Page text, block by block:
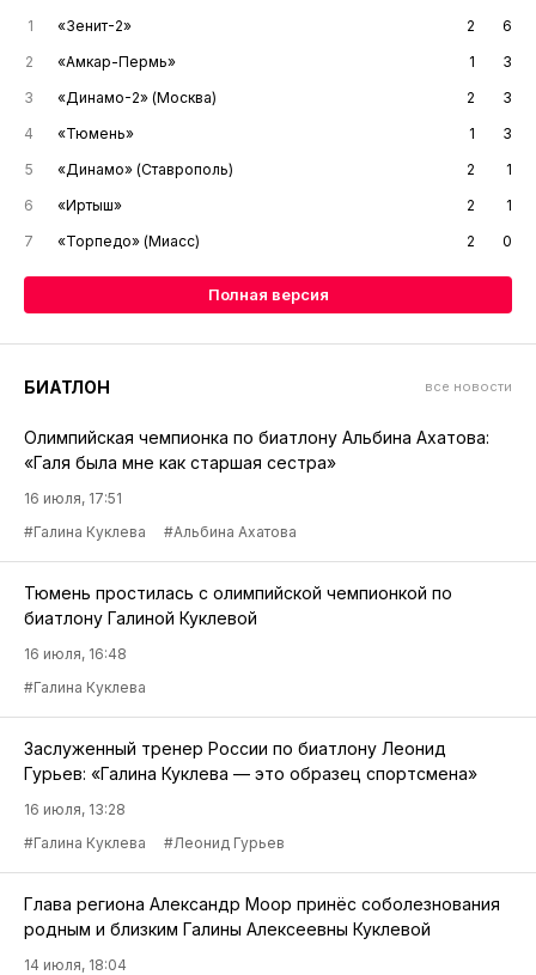
1 «Зенит-2» 2
6
2
«Амкар-Пермь» 1
3
3
«Динамо-2» (Москва) 2
3
4
«Тюмень» 1
3
5
«Динамо» (Ставрополь) 2
1
6
«Иртыш» 2
1
7
«Торпедо» (Миасс) 2 0
Полная версия
БИАТЛОН все новости
Олимпийская чемпионка по биатлону Альбина Ахатова:
«Галя была мне как старшая сестра»
16 июля, 17:51
#Галина Куклева
#Альбина Ахатова
Тюмень простилась с олимпийской чемпионкой по
биатлону Галиной Куклевой
16 июля, 16:48
#Галина Куклева
Заслуженный тренер России по биатлону Леонид
Гурьев: «Галина Куклева — это образец спортсмена»
16 июля, 13:28
#Галина Куклева
#Леонид Гурьев
Глава региона Александр Моор принёс соболезнования
родным и близким Галины Алексеевны Куклевой
14 июля, 18:04